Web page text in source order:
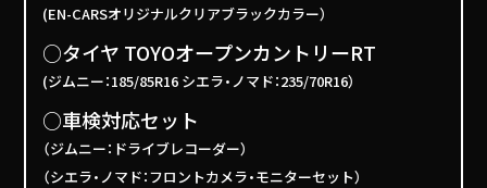
(EN-CARSオリジナルクリアブラックカラー）
○タイヤ TOYOオープンカントリーRT
(ジムニー：185/85R16 シエラ・ノマド：235/70R16）
○車検対応セット
（ジムニー：ドライブレコーダー）
（シエラ・ノマド：フロントカメラ・モニターセット）